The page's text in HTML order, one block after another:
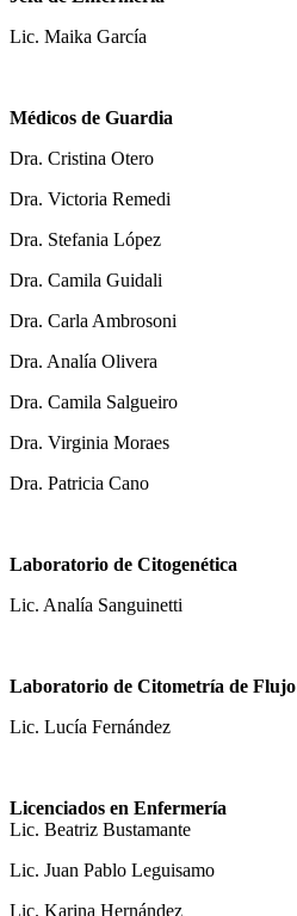
Lic. Maika García
Médicos de Guardia
Dra. Cristina Otero
Dra. Victoria Remedi
Dra. Stefania López
Dra. Camila Guidali
Dra. Carla Ambrosoni
Dra. Analía Olivera
Dra. Camila Salgueiro
Dra. Virginia Moraes
Dra. Patricia Cano
Laboratorio de Citogenética
Lic. Analía Sanguinetti
Laboratorio de Citometría de Flujo
Lic. Lucía Fernández
Licenciados en Enfermería
Lic. Beatriz Bustamante
Lic. Juan Pablo Leguisamo
Lic. Karina Hernández